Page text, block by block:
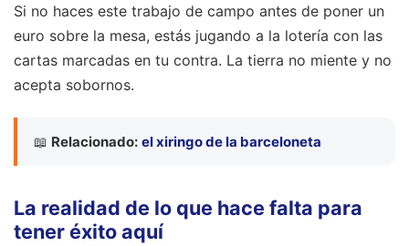
Si no haces este trabajo de campo antes de poner un
euro sobre la mesa, estás jugando a la lotería con las
cartas marcadas en tu contra. La tierra no miente y no
acepta sobornos.
📖 Relacionado: el xiringo de la barceloneta
La realidad de lo que hace falta para
tener éxito aquí